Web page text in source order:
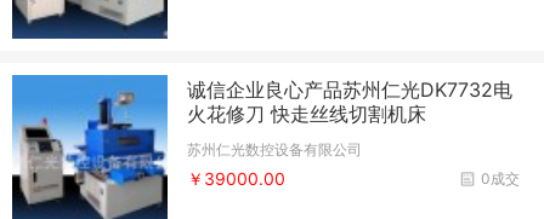
诚信企业良心产品苏州仁光DK7732电
火花修刀 快走丝线切割机床
苏州仁光数控设备有限公司
0成交
￥39000.00